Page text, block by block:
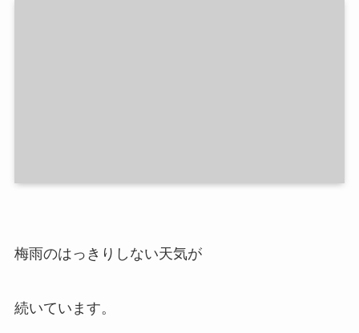
梅雨のはっきりしない天気が
続いています。